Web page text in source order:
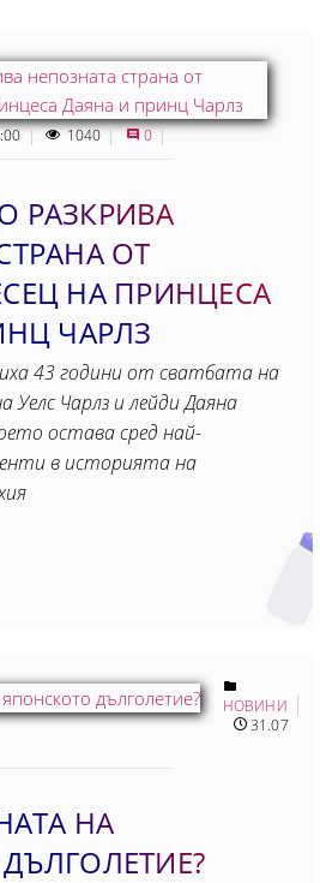
1040 0
РАЗКРИВА
ОТ
НА ПРИНЦЕСА
ЧАРЛЗ
43 години от сватбата на
Чарлз и лейди Даяна
остава сред най-
в историята на
НОВИНИ
31.07
НА